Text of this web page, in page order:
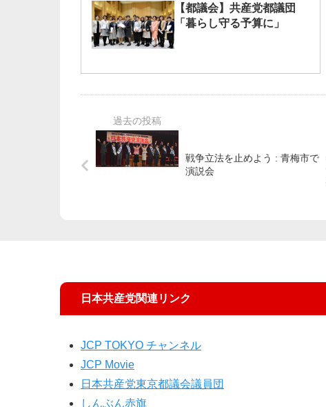
【都議会】共産党都議団
「暮らし守る予算に」
戦争立法を止めよう : 青梅市で
演説会
日本共産党関連リンク
JCP TOKYO チャンネル
JCP Movie
日本共産党東京都議会議員団
しんぶん赤旗